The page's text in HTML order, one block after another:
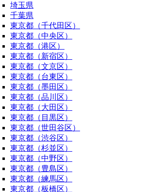
埼玉県
千葉県
東京都（千代田区）
東京都（中央区）
東京都（港区）
東京都（新宿区）
東京都（文京区）
東京都（台東区）
東京都（墨田区）
東京都（品川区）
東京都（大田区）
東京都（目黒区）
東京都（世田谷区）
東京都（渋谷区）
東京都（杉並区）
東京都（中野区）
東京都（豊島区）
東京都（練馬区）
東京都（板橋区）